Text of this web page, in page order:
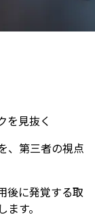
を見抜く
、第三者の視点
後に発覚する取
す。